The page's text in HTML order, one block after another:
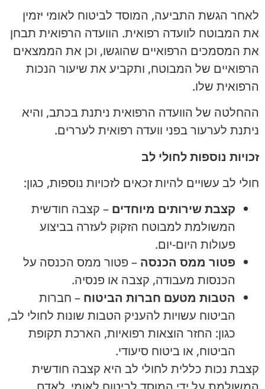
לאחר הגשת התביעה, המוסד לביטוח לאומי יזמין
את המבוטח לוועדה רפואית. הוועדה הרפואית תבחן
את המסמכים הרפואיים שהוגשו, וכן את הממצאים
הרפואיים של המבוטח, ותקביע את שיעור הנכות
הרפואית שלו.
ההחלטה של הוועדה הרפואית ניתנת בכתב, והיא
ניתנת לערעור בפני וועדה רפואית לעררים.
זכויות נוספות לחולי לב
חולי לב עשויים להיות זכאים לזכויות נוספות, כגון:
קצבת שירותים מיוחדים – קצבה חודשית
המשולמת למבוטח הזקוק לעזרה בביצוע
פעולות היום-יום.
פטור ממס הכנסה – פטור ממס הכנסה על
הכנסות מעבודה, קצבה או פנסיה.
הטבות מטעם חברות הביטוח – חברות
הביטוח עשויות להעניק הטבות שונות לחולי לב,
כגון: החזר הוצאות רפואיות, הארכת תקופת
הביטוח, או ביטוח סיעודי.
קצבת נכות כללית לחולי לב היא קצבה חודשית